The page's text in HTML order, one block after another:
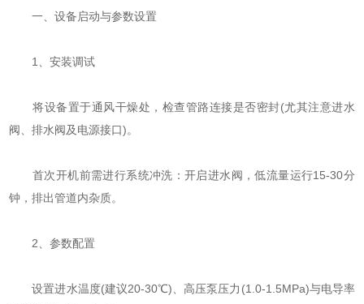
一、设备启动与参数设置
‌1、安装调试‌
将设备置于通风干燥处，检查管路连接是否密封(尤其注意进水
阀、排水阀及电源接口)。
首次开机前需进行系统冲洗：开启进水阀，低流量运行15-30分
钟，排出管道内杂质。
‌2、参数配置‌
设置进水温度(建议20-30℃)、高压泵压力(1.0-1.5MPa)与电导率